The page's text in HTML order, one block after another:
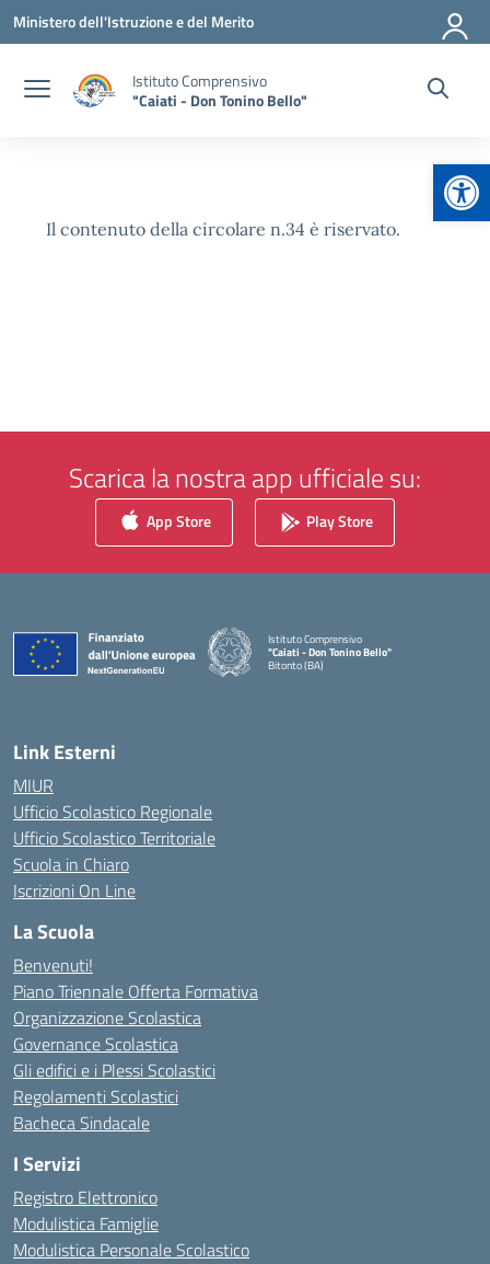
Vai ai contenuti
Vai al menu di navigazione
Vai al footer
Ministero dell'Istruzione e del Merito
Istituto Comprensivo
"Caiati - Don Tonino Bello"
Il contenuto della circolare n.34 è riservato.
Scarica la nostra app ufficiale su:
App Store Play Store
Istituto Comprensivo
"Caiati - Don Tonino Bello"
Bitonto (BA)
Link Esterni
MIUR
Ufficio Scolastico Regionale
Ufficio Scolastico Territoriale
Scuola in Chiaro
Iscrizioni On Line
La Scuola
Benvenuti!
Piano Triennale Offerta Formativa
Organizzazione Scolastica
Governance Scolastica
Gli edifici e i Plessi Scolastici
Regolamenti Scolastici
Bacheca Sindacale
I Servizi
Registro Elettronico
Modulistica Famiglie
Modulistica Personale Scolastico